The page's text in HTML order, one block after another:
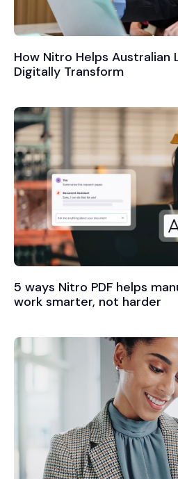
How Nitro Helps Australian
Digitally Transform
5 ways Nitro PDF helps
work smarter, not harder